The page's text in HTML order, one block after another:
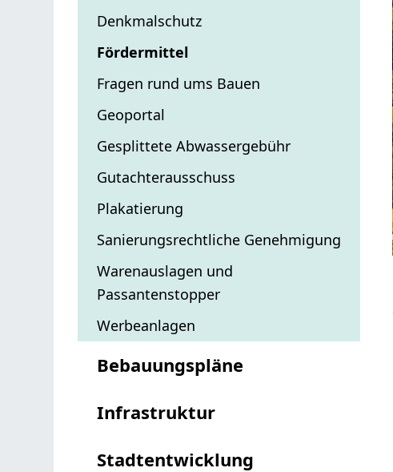
Denkmalschutz
Fördermittel
Fragen rund ums Bauen
Geoportal
Gesplittete Abwassergebühr
Gutachterausschuss
Plakatierung
Sanierungsrechtliche Genehmigung
Warenauslagen und
Passantenstopper
Werbeanlagen
Bebauungspläne
Infrastruktur
Stadtentwicklung